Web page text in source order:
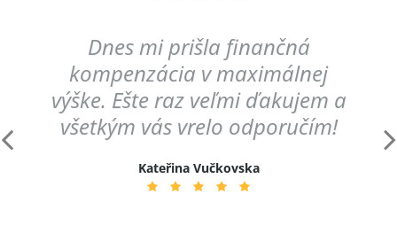
Dnes mi prišla finančná
kompenzácia v maximálnej
výške. Ešte raz veľmi ďakujem a
všetkým vás vrelo odporučím!
Kateřina Vučkovska